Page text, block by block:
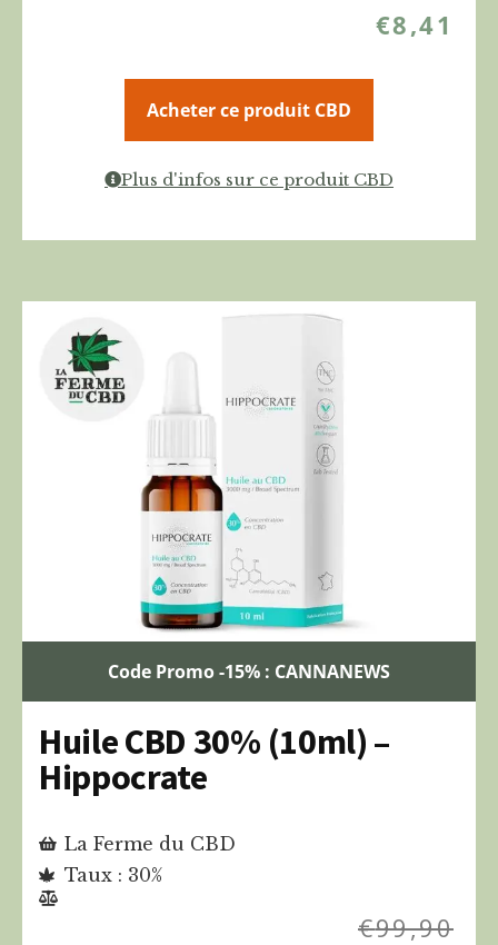
€8,41
Acheter ce produit CBD
Plus d'infos sur ce produit CBD
Code Promo -15% : CANNANEWS
Huile CBD 30% (10ml) –
Hippocrate
La Ferme du CBD
Taux : 30%
€99,90